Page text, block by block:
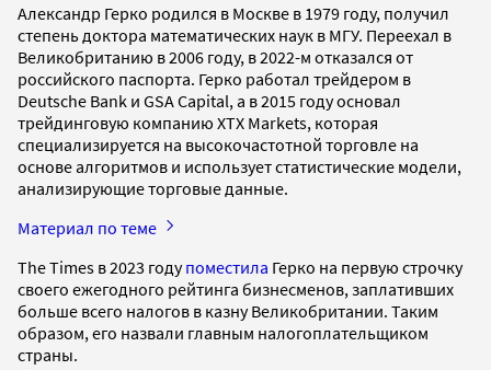
Александр Герко родился в Москве в 1979 году, получил
степень доктора математических наук в МГУ. Переехал в
Великобританию в 2006 году, в 2022-м отказался от
российского паспорта. Герко работал трейдером в
Deutsche Bank и GSA Capital, а в 2015 году основал
трейдинговую компанию XTX Markets, которая
специализируется на высокочастотной торговле на
основе алгоритмов и использует статистические модели,
анализирующие торговые данные.
Материал по теме
The Times в 2023 годупоместила Герко на первую строчку
своего ежегодного рейтинга бизнесменов, заплативших
больше всего налогов в казну Великобритании. Таким
образом, его назвали главным налогоплательщиком
страны.